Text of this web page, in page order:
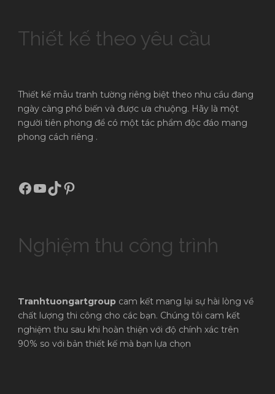
Thiết kế theo yêu cầu
Thiết kế mẫu tranh tường riêng biệt theo nhu cầu đang
ngày càng phổ biến và được ưa chuộng. Hãy là một
người tiên phong để có một tác phẩm độc đáo mang
phong cách riêng .
Facebook
Youtube
TikTok
Pinterest
Nghiệm thu công trình
Tranhtuongartgroup cam kết mang lại sự hài lòng về
chất lượng thi công cho các bạn. Chúng tôi cam kết
nghiệm thu sau khi hoàn thiện với độ chính xác trên
90% so với bản thiết kế mà bạn lựa chọn